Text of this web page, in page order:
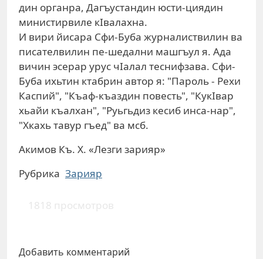
дин органра, Дагъустандин юсти-циядин
министирвиле кIвалахна.
И вири йисара Сфи-Буба журналиствилин ва
писателвилин пе-шедални машгъул я. Ада
вичин эсерар урус чIалал теснифзава. Сфи-
Буба ихьтин ктабрин автор я: "Пароль - Рехи
Каспий", "Къаф-къаздин повесть", "КукIвар
хьайи къалхан", "Руьгьдиз кесиб инса-нар",
"Хкахь тавур гъед" ва мсб.
Акимов Къ. Х. «Лезги зарияр»
Рубрика Зарияр
1818 просмотров
Добавить комментарий